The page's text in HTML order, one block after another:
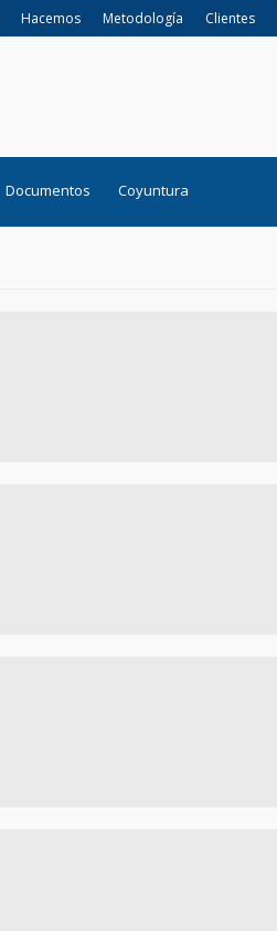
Hacemos Metodología Clientes
Documentos Coyuntura